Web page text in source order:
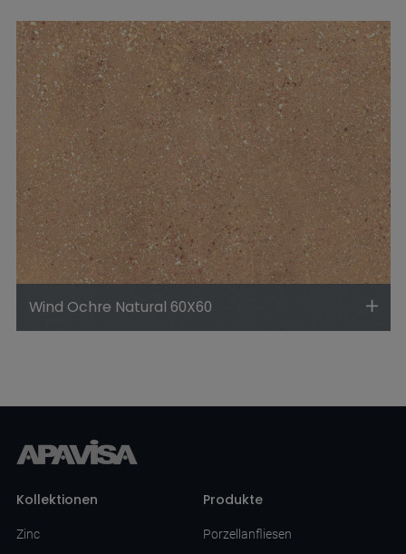
Wind Ochre Natural 60X60
Kollektionen
Zinc
Produkte
Porzellanfliesen